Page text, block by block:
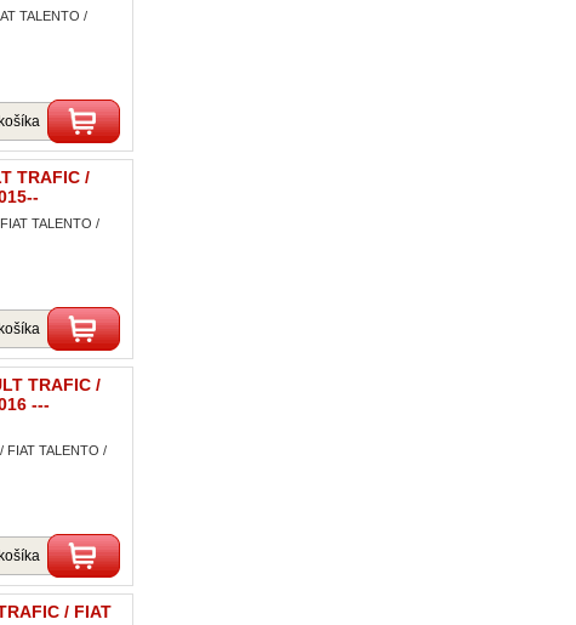
TALENTO /
TRAFIC /
TALENTO /
TRAFIC /
---
FIAT TALENTO /
/ FIAT